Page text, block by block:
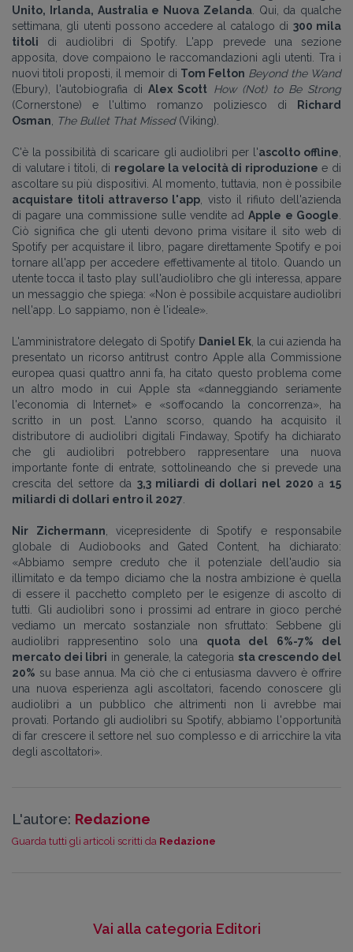
Unito, Irlanda, Australia e Nuova Zelanda. Qui, da qualche
settimana, gli utenti possono accedere al catalogo di 300 mila
titoli di audiolibri di Spotify. L'app prevede una sezione
apposita, dove compaiono le raccomandazioni agli utenti. Tra i
nuovi titoli proposti, il memoir di Tom Felton Beyond the Wand
(Ebury), l'autobiografia diAlex Scott How (Not) to Be Strong
(Cornerstone) e l'ultimo romanzo poliziesco di
Richard
Osman
The Bullet That Missed(Viking).
C'è la possibilità di scaricare gli audiolibri per l'ascolto offline
di valutare i titoli, di regolare la velocità di riproduzione e di
ascoltare su più dispositivi. Al momento, tuttavia, non è possibile
acquistare titoli attraverso l'app , visto il rifiuto dell'azienda
di pagare una commissione sulle vendite adApple e Google
Ciò significa che gli utenti devono prima visitare il sito web di
Spotify per acquistare il libro, pagare direttamente Spotify e poi
tornare all'app per accedere effettivamente al titolo. Quando un
utente tocca il tasto play sull'audiolibro che gli interessa, appare
un messaggio che spiega: «Non è possibile acquistare audiolibri
nell'app. Lo sappiamo, non è l'ideale».
L'amministratore delegato di Spotify Daniel Ek , la cui azienda ha
presentato un ricorso antitrust contro Apple alla Commissione
europea quasi quattro anni fa, ha citato questo problema come
un altro modo in cui Apple sta «danneggiando seriamente
l'economia di Internet» e «soffocando la concorrenza», ha
scritto in un post. L'anno scorso, quando ha acquisito il
distributore di audiolibri digitali Findaway, Spotify ha dichiarato
che gli audiolibri potrebbero rappresentare una nuova
importante fonte di entrate, sottolineando che si prevede una
crescita del settore da 3,3 miliardi di dollari nel 2020 a15
miliardi di dollari entro il 2027
Nir Zichermann , vicepresidente di Spotify e responsabile
globale di Audiobooks and Gated Content, ha dichiarato:
«Abbiamo sempre creduto che il potenziale dell'audio sia
illimitato e da tempo diciamo che la nostra ambizione è quella
di essere il pacchetto completo per le esigenze di ascolto di
tutti. Gli audiolibri sono i prossimi ad entrare in gioco perché
vediamo un mercato sostanziale non sfruttato: Sebbene gli
audiolibri rappresentino solo una quota del 6%-7% del
mercato dei libri in generale, la categoria sta crescendo del
20% su base annua. Ma ciò che ci entusiasma davvero è offrire
una nuova esperienza agli ascoltatori, facendo conoscere gli
audiolibri a un pubblico che altrimenti non li avrebbe mai
provati. Portando gli audiolibri su Spotify, abbiamo l'opportunità
di far crescere il settore nel suo complesso e di arricchire la vita
degli ascoltatori».
L'autore: Redazione
Guarda tutti gli articoli scritti da Redazione
Vai alla categoria Editori